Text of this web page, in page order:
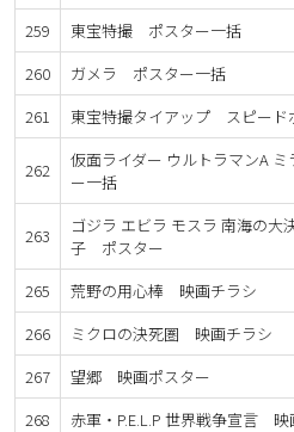
259 東宝特撮 ポスター一括
260
ガメラ ポスター一括
261
東宝特撮タイアップ スピード
262
仮面ライダー ウルトラマンA
ー一括
263
ゴジラ エビラ モスラ 南海の大
子 ポスター
265
荒野の用心棒 映画チラシ
266
ミクロの決死圏 映画チラシ
267
望郷 映画ポスター
268
赤軍・P.E.L.P 世界戦争宣言 映